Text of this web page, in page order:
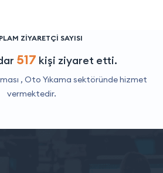
ZİYARETÇİ SAYISI
517 kişi ziyaret etti.
, Oto Yıkama sektöründe hizmet
vermektedir.